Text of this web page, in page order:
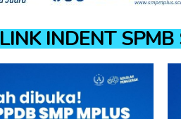
LINK INDENT